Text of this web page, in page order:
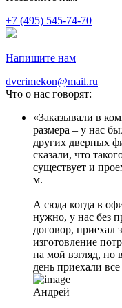
+7 (495) 545-74-70
Напишите нам
dverimekon@mail.ru
Что о нас говорят:
Заказывали в
размера – у нас
других дверных
сказали, что
существует и
м.
А сюда когда в
нужно, у нас без
договор, приехал
изготовление
на мой взгляд, но
день приехали
Андрей